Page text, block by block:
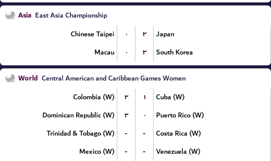
Asia East Asia Championship
Chinese Taipei
۰ ۳
Japan
Macau
۰ ۳ South Korea
World Central American and Caribbean Games Women
Colombia (W)
۳ ۱
Cuba (W)
Dominican Republic (W)
۳ ۰
Puerto Rico (W)
Trinidad & Tobago (W)
- -
Costa Rica (W)
Mexico (W)
- - Venezuela (W)